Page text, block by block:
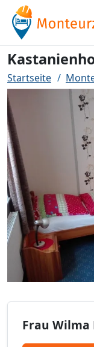
Startseite
Frau Wilma